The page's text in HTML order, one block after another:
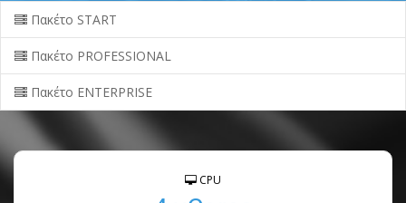
Πακέτο START
Πακέτο PROFESSIONAL
Πακέτο ENTERPRISE
CPU